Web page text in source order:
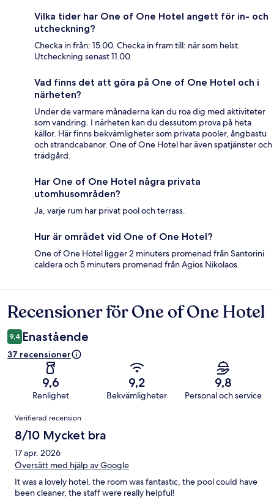
Vilka tider har One of One Hotel angett för in- och
utcheckning?
Checka in från: 15.00. Checka in fram till: när som helst.
Utcheckning senast 11.00.
Vad finns det att göra på One of One Hotel och i
närheten?
Under de varmare månaderna kan du roa dig med aktiviteter
som vandring. I närheten kan du dessutom prova på heta
källor. Här finns bekvämligheter som privata pooler, ångbastu
och strandcabanor. One of One Hotel har även spatjänster och
trädgård.
Har One of One Hotel några privata
utomhusområden?
Ja, varje rum har privat pool och terrass.
Hur är området vid One of One Hotel?
One of One Hotel ligger 2 minuters promenad från Santorini
caldera och 5 minuters promenad från Agios Nikolaos.
Recensioner
Recensioner för One of One Hotel
9,4 Enastående
37 recensioner
9,6
Renlighet
9,2
Bekvämligheter
9,8
Personal och service
Recensioner
Verifierad recension
8/10 Mycket bra
17 apr. 2026
Översätt med hjälp av Google
It was a lovely hotel, the room was fantastic, the pool could have
been cleaner, the staff were really helpful!